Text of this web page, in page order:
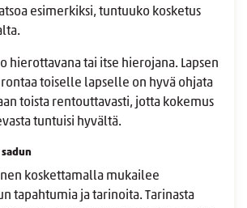
esimerkiksi, tuntuuko kosketus
hierottavana tai itse hierojana. Lapsen
toiselle lapselle on hyvä ohjata
toista rentouttavasti, jotta kokemus
tuntuisi hyvältä.
koskettamalla mukailee
tapahtumia ja tarinoita. Tarinasta